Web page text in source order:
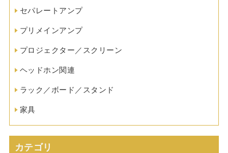
セパレートアンプ
プリメインアンプ
プロジェクター／スクリーン
ヘッドホン関連
ラック／ボード／スタンド
家具
カテゴリ